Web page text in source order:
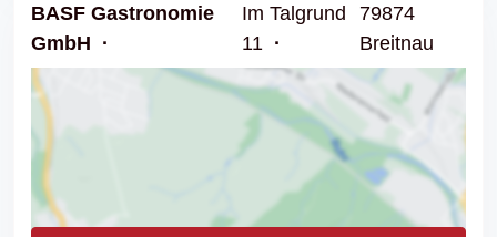
BASF Gastronomie
GmbH
Im Talgrund
11
79874
Breitnau